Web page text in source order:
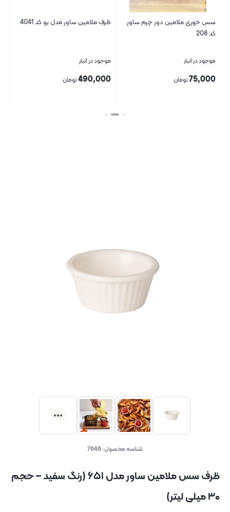
سس خوری ملامین دور چرم ساور
کد 208
موجود در انبار
75,000تومان
ظرف ملامین ساور مدل یو کد 4041
موجود در انبار
490,000تومان
بستن
شناسه محصول:7646
ظرف سس ملامین ساور مدل ۶۵۱ (رنگ سفید – حجم
۳۰ میلی لیتر)